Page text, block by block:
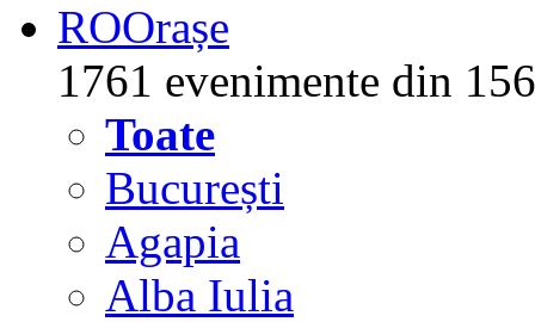
ROOrașe
1761 evenimente din
Toate
București
Agapia
Alba Iulia